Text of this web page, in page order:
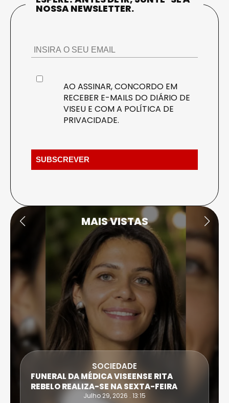
NOSSA NEWSLETTER.
AO ASSINAR, CONCORDO EM
RECEBER E-MAILS DO DIÁRIO DE
VISEU E COM A POLÍTICA DE
PRIVACIDADE.
MAIS VISTAS
ATLETA DE CASTRO DAIRE SUPERA PROVA
EXTREMA DO TRIATLO E TORNA-SE
IRONWOMAN
Julho 28, 2026 . 16:14